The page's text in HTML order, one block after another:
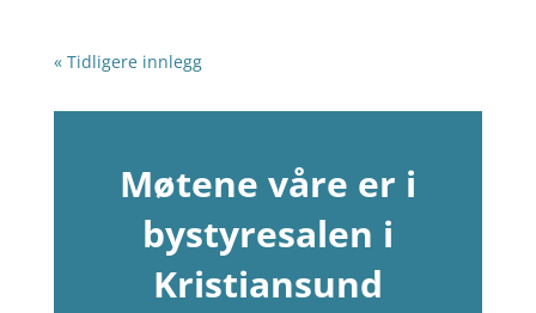
« Tidligere innlegg
Møtene våre er i
bystyresalen i
Kristiansund